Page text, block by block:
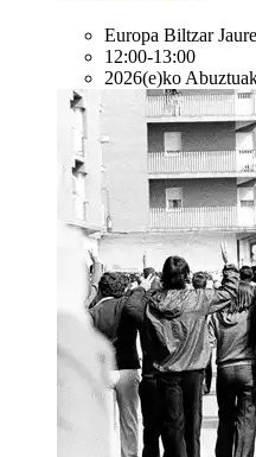
Europa Biltzar
12:00-13:00
2026(e)ko